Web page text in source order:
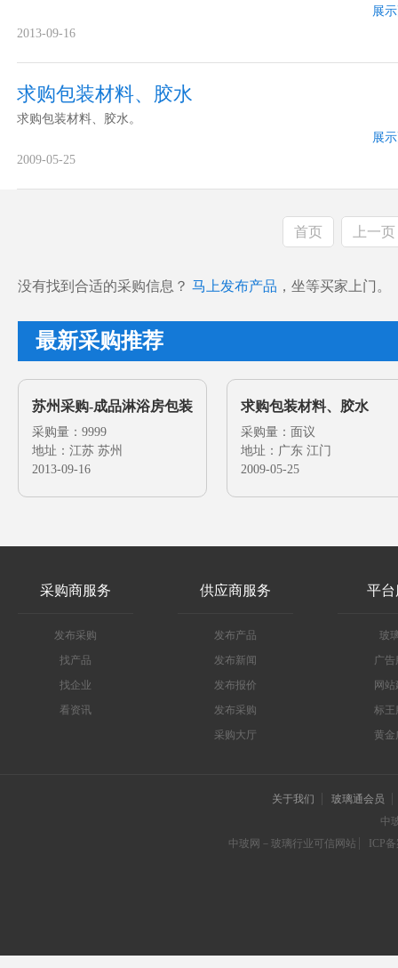
展
2013-09-16
求购包装材料、胶水
求购包装材料、胶水。
展
2009-05-25
首页 上一页
没有找到合适的采购信息？ 马上发布产品 ，坐等买家上门。
最新采购推荐
苏州采购-成品淋浴房包装
材料
采购量：9999
地址：江苏 苏州
2013-09-16
求购包装材料、胶水
采购量：面议
地址：广东 江门
2009-05-25
采购商服务
发布采购
找产品
找企业
看资讯
供应商服务
发布产品
发布新闻
发布报价
发布采购
采购大厅
平
玻
广告
网
标王
黄金
关于我们
玻璃通会员
中
中玻网－玻璃行业可信网站
ICP